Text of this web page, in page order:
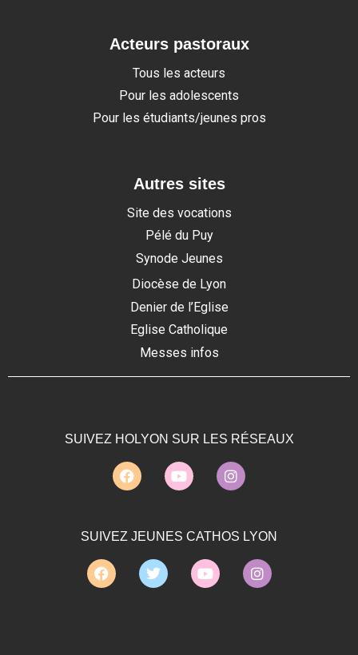
Acteurs pastoraux
Tous les acteurs
Pour les adolescents
Pour les étudiants/jeunes pros
Autres sites
Site des vocations
Pélé du Puy
Synode Jeunes
Diocèse de Lyon
Denier de l’Eglise
Eglise Catholique
Messes infos
SUIVEZ HOLYON SUR LES RÉSEAUX
SUIVEZ JEUNES CATHOS LYON